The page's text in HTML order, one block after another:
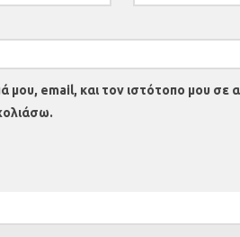
μου, email, και τον ιστότοπο μου σε